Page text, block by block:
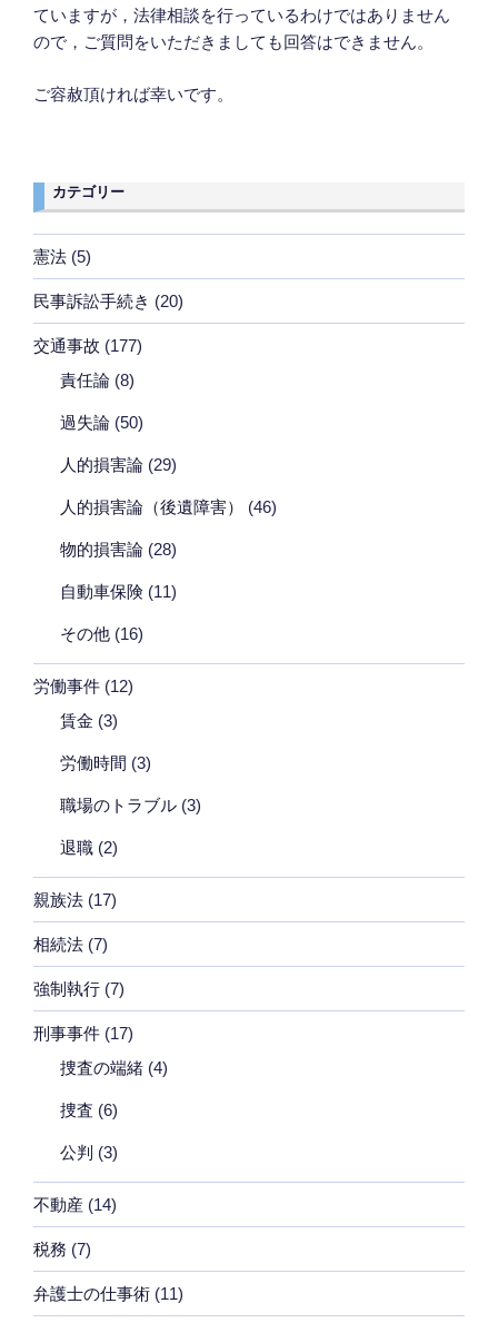
ていますが，法律相談を行っているわけではありません
ので，ご質問をいただきましても回答はできません。
ご容赦頂ければ幸いです。
カテゴリー
憲法 (5)
民事訴訟手続き (20)
交通事故 (177)
責任論 (8)
過失論 (50)
人的損害論 (29)
人的損害論（後遺障害） (46)
物的損害論 (28)
自動車保険 (11)
その他 (16)
労働事件 (12)
賃金 (3)
労働時間 (3)
職場のトラブル (3)
退職 (2)
親族法 (17)
相続法 (7)
強制執行 (7)
刑事事件 (17)
捜査の端緒 (4)
捜査 (6)
公判 (3)
不動産 (14)
税務 (7)
弁護士の仕事術 (11)